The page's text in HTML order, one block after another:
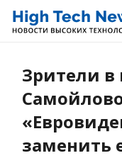
Зрители в
заменить